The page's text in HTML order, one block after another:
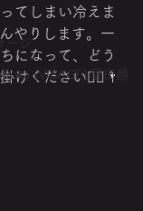
ジ
(VISAGE) 鎌田顔
てしまい冷えま
やりします。一
になって、どう
けください🚶‍♀️🌂